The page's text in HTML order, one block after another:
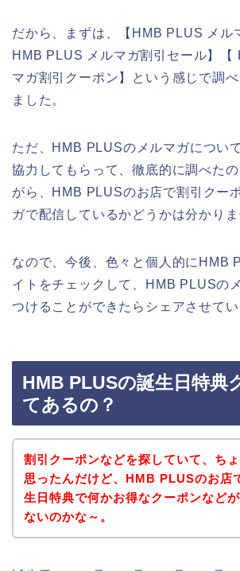
だから、まずは、【HMB PLUS メル
HMB PLUS メルマガ割引セール】【
マガ割引クーポン】という感じで調
ました。
ただ、HMB PLUSのメルマガについ
協力してもらって、徹底的に調べた
がら、HMB PLUSのお店で割引クー
ガで配信しているかどうかは分かりま
なので、今後、色々と個人的にHMB
イトをチェックして、HMB PLUSの
つけることができたらシェアさせて
HMB PLUSの誕生日特典
てあるの？
割引クーポンなどを探していて、ち
思ったんだけど、HMB PLUSのお店
生日特典で何かお得なクーポンなどが
ないのかな～。